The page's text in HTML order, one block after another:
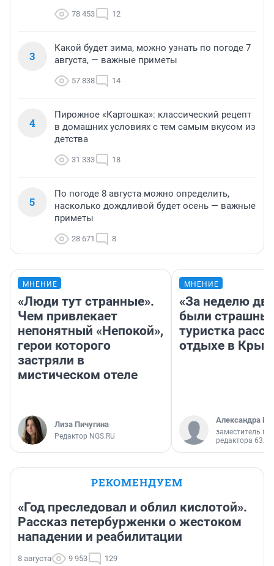
78 453 12
3
Какой будет зима, можно узнать по погоде 7
августа, — важные приметы
57 838 14
4
Пирожное «Картошка»: классический рецепт
в домашних условиях с тем самым вкусом из
детства
31 333 18
5
По погоде 8 августа можно определить,
насколько дождливой будет осень — важные
приметы
28 671 8
МНЕНИЕ
«Люди тут странные».
Чем привлекает
непонятный «Непокой»,
герои которого
застряли в
мистическом отеле
Лиза Пичугина
Редактор NGS.RU
МНЕНИЕ
«За неделю
были
туристка
отдыхе в
Александра
заместитель
редактора 63.RU
РЕКОМЕНДУЕМ
«Год преследовал и облил кислотой».
Рассказ петербурженки о жестоком
нападении и реабилитации
8 августа 9 953 129